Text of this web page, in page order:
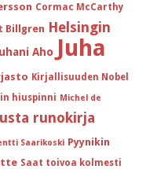
Cormac McCarthy
Billgren Helsingin
Aho Juha
Kirjallisuuden Nobel
hiuspinni Michel de
runokirja
Saarikoski Pyynikin
Saat toivoa kolmesti